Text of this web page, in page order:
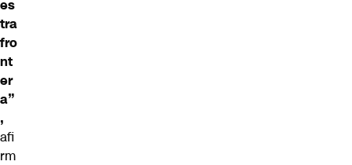
es
tra
fro
nt
er
a”
,
afi
rm